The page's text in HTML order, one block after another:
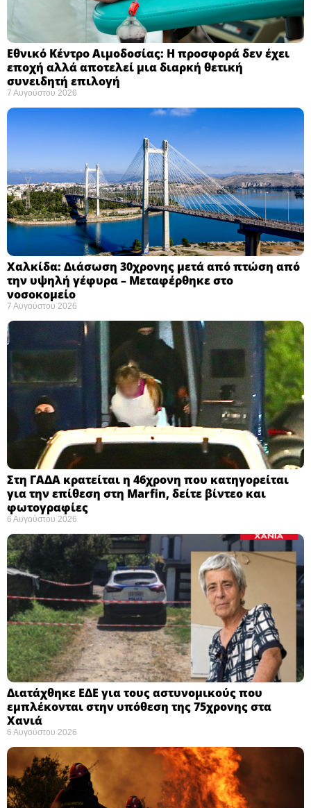
Εθνικό Κέντρο Αιμοδοσίας: H προσφορά δεν έχει
εποχή αλλά αποτελεί μια διαρκή θετική
συνειδητή επιλογή ​
7 Αυγούστου 2026
Χαλκίδα: Διάσωση 30χρονης μετά από πτώση από
την υψηλή γέφυρα – Μεταφέρθηκε στο
νοσοκομείο ​
7 Αυγούστου 2026
Στη ΓΑΔΑ κρατείται η 46χρονη που κατηγορείται
για την επίθεση στη Marfin, δείτε βίντεο και
φωτογραφίες
6 Αυγούστου 2026
Διατάχθηκε ΕΔΕ για τους αστυνομικούς που
εμπλέκονται στην υπόθεση της 75χρονης στα
Χανιά
6 Αυγούστου 2026